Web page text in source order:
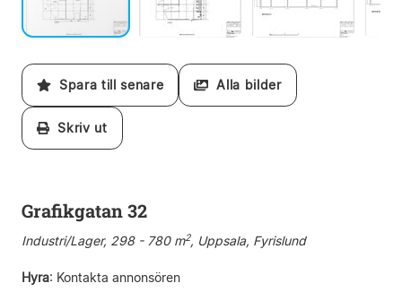
Spara till senare Alla bilder
Skriv ut
Grafikgatan 32
Industri/Lager, 298 - 780 m2, Uppsala, Fyrislund
Hyra: Kontakta annonsören